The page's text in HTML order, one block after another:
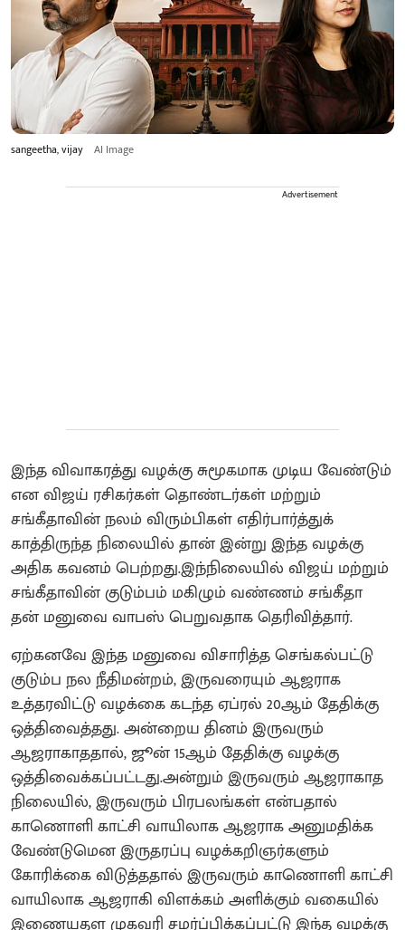
sangeetha, vijay AI Image
Advertisement
இந்த விவாகரத்து வழக்கு சுமூகமாக முடிய வேண்டும்
என விஜய் ரசிகர்கள் தொண்டர்கள் மற்றும்
சங்கீதாவின் நலம் விரும்பிகள் எதிர்பார்த்துக்
காத்திருந்த நிலையில் தான் இன்று இந்த வழக்கு
அதிக கவனம் பெற்றது.இந்நிலையில் விஜய் மற்றும்
சங்கீதாவின் குடும்பம் மகிழும் வண்ணம் சங்கீதா
தன் மனுவை வாபஸ் பெறுவதாக தெரிவித்தார்.
ஏற்கனவே இந்த மனுவை விசாரித்த செங்கல்பட்டு
குடும்ப நல நீதிமன்றம், இருவரையும் ஆஜராக
உத்தரவிட்டு வழக்கை கடந்த ஏப்ரல் 20ஆம் தேதிக்கு
ஒத்திவைத்தது. அன்றைய தினம் இருவரும்
ஆஜராகாததால், ஜூன் 15ஆம் தேதிக்கு வழக்கு
ஒத்திவைக்கப்பட்டது.அன்றும் இருவரும் ஆஜராகாத
நிலையில், இருவரும் பிரபலங்கள் என்பதால்
காணொளி காட்சி வாயிலாக ஆஜராக அனுமதிக்க
வேண்டுமென இருதரப்பு வழக்கறிஞர்களும்
கோரிக்கை விடுத்ததால் இருவரும் காணொளி காட்சி
வாயிலாக ஆஜராகி விளக்கம் அளிக்கும் வகையில்